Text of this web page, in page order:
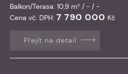
Balkon/Terasa: 10,9 m² / - / -
Cena vč. DPH: 7 790 000 Kč
Přejít na detail